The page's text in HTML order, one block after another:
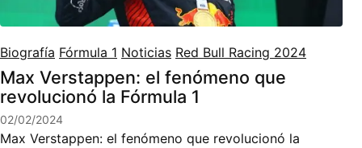
Biografía Fórmula 1 Noticias Red Bull Racing 2024
Max Verstappen: el fenómeno que
revolucionó la Fórmula 1
02/02/2024
Max Verstappen: el fenómeno que revolucionó la